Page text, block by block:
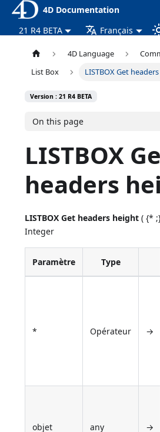
4D Documentation
21 R4 BETA
Français
4D Language
List Box
LISTBOX Get
Version : 21 R4 BETA
On this page
LISTBOX
headers
LISTBOX Get headers height ( {*
Integer
Paramètre Type
* Opérateur →
objet any →